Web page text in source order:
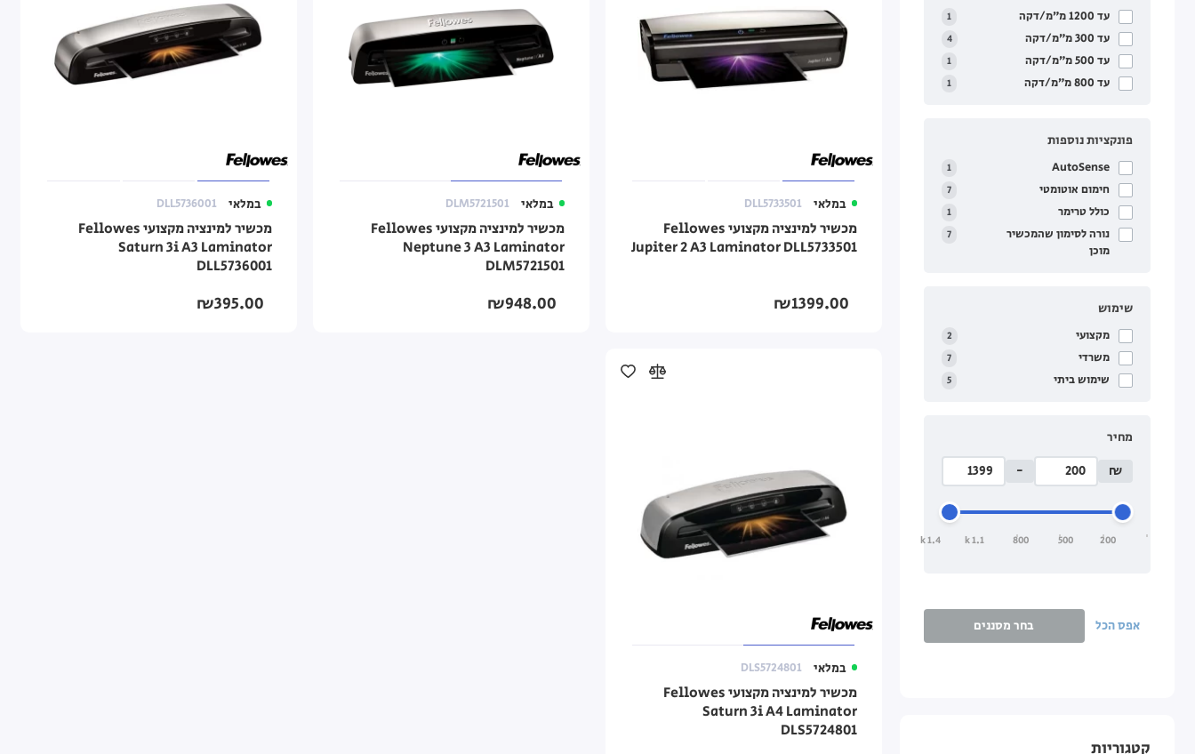
עד 1200 מ״מ/דקה 1
עד 300 מ״מ/דקה 4
עד 500 מ״מ/דקה 1
עד 800 מ״מ/דקה 1
פונקציות נוספות
AutoSense
1
חימום אוטומטי 7
כולל טרימר 1
נורה לסימון שהמכשיר
מוכן
7
שימוש
מקצועי 2
משרדי 7
שימוש ביתי 5
מחיר
₪
-
200
500
800
1.1 k
1.4 k
אפס הכל בחר מסננים
קטגוריות
במלאי DLL5733501
מכשיר למינציה מקצועי Fellowes
Jupiter 2 A3 Laminator DLL5733501
₪1399.00
במלאי DLM5721501
מכשיר למינציה מקצועי Fellowes
Neptune 3 A3 Laminator
DLM5721501
₪948.00
במלאי DLL5736001
מכשיר למינציה מקצועי Fellowes
Saturn 3i A3 Laminator
DLL5736001
₪395.00
במלאי DLS5724801
מכשיר למינציה מקצועי Fellowes
Saturn 3i A4 Laminator
DLS5724801